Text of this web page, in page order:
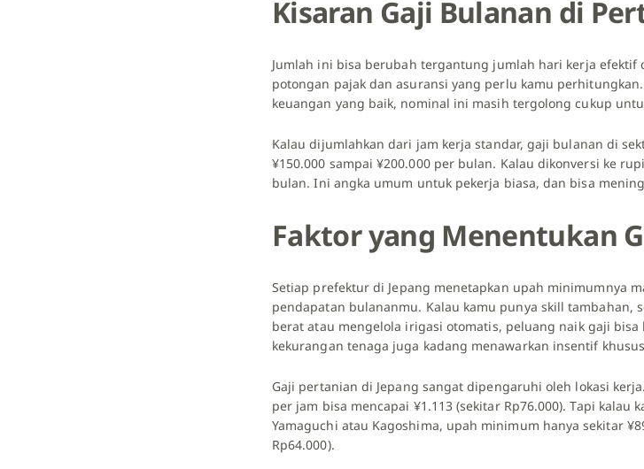
Kisaran Gaji Bulanan di
Jumlah ini bisa berubah tergantung jumlah hari kerja efektif
potongan pajak dan asuransi yang perlu kamu
keuangan yang baik, nominal ini masih tergolong cukup
Kalau dijumlahkan dari jam kerja standar, gaji bulanan di
¥150.000 sampai ¥200.000 per bulan. Kalau dikonversi ke
bulan. Ini angka umum untuk pekerja biasa, dan bisa
Faktor yang Menentukan
Setiap prefektur di Jepang menetapkan upah minimumnya
pendapatan bulananmu. Kalau kamu punya skill tambahan,
berat atau mengelola irigasi otomatis, peluang naik gaji
kekurangan tenaga juga kadang menawarkan insentif
Gaji pertanian di Jepang sangat dipengaruhi oleh lokasi
per jam bisa mencapai ¥1.113 (sekitar Rp76.000). Tapi
Yamaguchi atau Kagoshima, upah minimum hanya sekitar
Rp64.000).